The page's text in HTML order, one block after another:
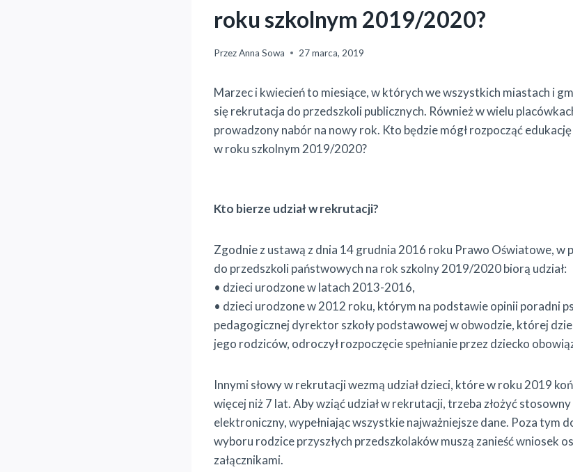
roku szkolnym 2019/2020?
PrzezAnna Sowa 27 marca, 2019
Marzec i kwiecień to miesiące, w których we wszystkich miastach i
się rekrutacja do przedszkoli publicznych. Również w wielu
prowadzony nabór na nowy rok. Kto będzie mógł rozpocząć
w roku szkolnym 2019/2020?
Kto bierze udział w rekrutacji?
Zgodnie z ustawą z dnia 14 grudnia 2016 roku Prawo Oświatowe,
do przedszkoli państwowych na rok szkolny 2019/2020 biorą udział:
• dzieci urodzone w latach 2013-2016,
• dzieci urodzone w 2012 roku, którym na podstawie opinii poradni
pedagogicznej dyrektor szkoły podstawowej w obwodzie, której
jego rodziców, odroczył rozpoczęcie spełnianie przez dziecko
Innymi słowy w rekrutacji wezmą udział dzieci, które w roku 2019
więcej niż 7 lat. Aby wziąć udział w rekrutacji, trzeba złożyć
elektroniczny, wypełniając wszystkie najważniejsze dane. Poza tym
wyboru rodzice przyszłych przedszkolaków muszą zanieść wniosek
załącznikami.